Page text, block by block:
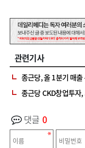
관련기사
종근당, 올 1분기 매
종근당 CKD창업투자
댓글 0